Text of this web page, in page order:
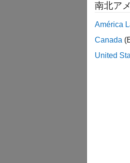
南北ア
América
Canada
United